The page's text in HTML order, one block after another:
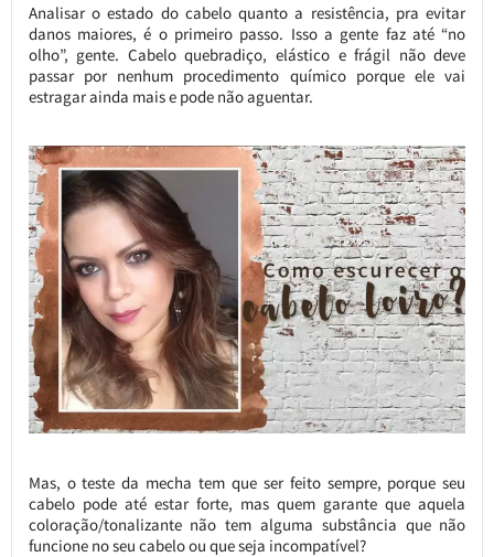
Analisar o estado do cabelo quanto a resistência, pra evitar
danos maiores, é o primeiro passo. Isso a gente faz até “no
olho”, gente. Cabelo quebradiço, elástico e frágil não deve
passar por nenhum procedimento químico porque ele vai
estragar ainda mais e pode não aguentar.
Mas, o teste da mecha tem que ser feito sempre, porque seu
cabelo pode até estar forte, mas quem garante que aquela
coloração/tonalizante não tem alguma substância que não
funcione no seu cabelo ou que seja incompatível?